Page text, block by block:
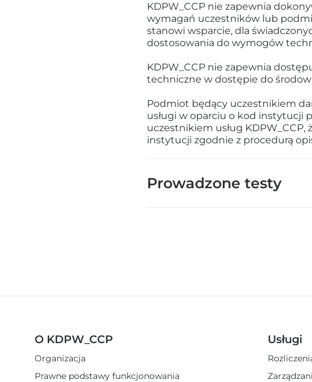
KDPW_CCP nie zapewnia
wymagań uczestników lub
stanowi wsparcie, dla
dostosowania do wymogów
KDPW_CCP nie zapewnia
techniczne w dostępie do
Podmiot będący uczestnikiem
usługi w oparciu o kod instytucji
uczestnikiem usług
instytucji zgodnie z procedurą
Prowadzone testy
O KDPW_CCP
Organizacja
Prawne podstawy funkcjonowania
Usługi